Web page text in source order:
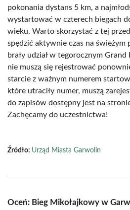
pokonania dystans 5 km, a
wystartować w czterech biegach
wieku. Warto skorzystać z tej
spędzić aktywnie czas na
brały udział w tegorocznym
nie muszą się rejestrować
starcie z ważnym numerem
które utraciły numer, muszą
do zapisów dostępny jest na
Zachęcamy do uczestnictwa!
Źródło: Urząd Miasta Garwolin
Oceń: Bieg Mikołajkowy w